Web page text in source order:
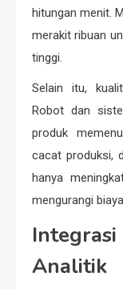
hitungan menit.
merakit ribuan
tinggi.
Selain itu,
Robot dan
produk
cacat produksi,
hanya
mengurangi
Analitik